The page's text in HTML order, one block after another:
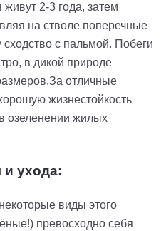
живут 2-3 года, затем
на стволе поперечные
сходство с пальмой. Побеги
в дикой природе
отличные
жизнестойкость
озеленении жилых
и ухода:
некоторые виды этого
превосходно себя